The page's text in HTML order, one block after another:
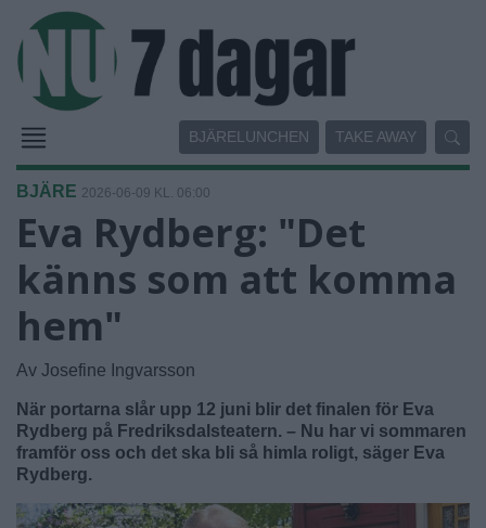
BJÄRELUNCHEN TAKE AWAY
BJÄRE 2026-06-09 KL. 06:00
Eva Rydberg: "Det
känns som att komma
hem"
Av Josefine Ingvarsson
När portarna slår upp 12 juni blir det finalen för Eva
Rydberg på Fredriksdalsteatern. – Nu har vi sommaren
framför oss och det ska bli så himla roligt, säger Eva
Rydberg.